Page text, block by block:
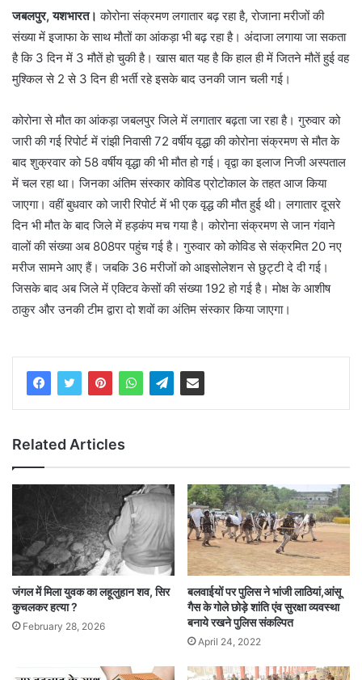
जबलपुर, यशभारत। कोरोना संक्रमण लगातार बढ़ रहा है, रोजाना मरीजों की
संख्या में इजाफा के साथ मौतों का आंकड़ा भी बढ़ रहा है। अंदाजा लगाया जा सकता
है कि 3 दिन में 3 मौतें हो चुकी है। खास बात यह है कि हाल ही में जितने मौतें हुई वह
मुश्किल से 2 से 3 दिन ही भर्ती रहे इसके बाद उनकी जान चली गई।
कोरोना से मौत का आंकड़ा जबलपुर जिले में लगातार बढ़ता जा रहा है। गुरुवार को
जारी की गई रिपोर्ट में रांझी निवासी 72 वर्षीय वृद्धा की कोरोना संक्रमण से मौत के
बाद शुक्रवार को 58 वर्षीय वृद्धा की भी मौत हो गई। वृद्वा का इलाज निजी अस्पताल
में चल रहा था। जिनका अंतिम संस्कार कोविड प्रोटोकाल के तहत आज किया
जाएगा। वहीं बुधवार को जारी रिपोर्ट में भी एक वृद्ध की मौत हुई थी। लगातार दूसरे
दिन भी मौत के बाद जिले में हड़कंप मच गया है। कोरोना संक्रमण से जान गंवाने
वालों की संख्या अब 808पर पहुंच गई है। गुरुवार को कोविड से संक्रमित 20 नए
मरीज सामने आए हैं। जबकि 36 मरीजों को आइसोलेशन से छुट्टी दे दी गई।
जिसके बाद अब जिले में एक्टिव केसों की संख्या 192 हो गई है। मोक्ष के आशीष
ठाकुर और उनकी टीम द्वारा दो शवों का अंतिम संस्कार किया जाएगा।
Related Articles
जंगल में मिला युवक का लहूलुहान शव, सिर
कुचलकर हत्या ?
February 28, 2026
बलवाईयों पर पुलिस ने भांजी लाठियां,आंसू
गैस के गोले छोड़े शांति एंव सुरक्षा व्यवस्था
बनाये रखने पुलिस संकल्पित
April 24, 2022